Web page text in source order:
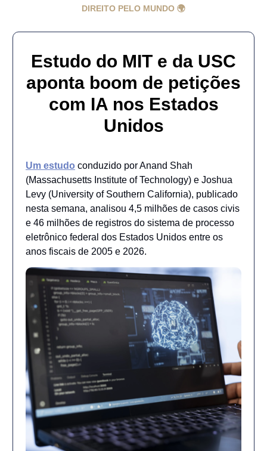
DIREITO PELO MUNDO 🌍
Estudo do MIT e da USC
aponta boom de petições
com IA nos Estados
Unidos
Um estudo conduzido por Anand Shah
(Massachusetts Institute of Technology) e Joshua
Levy (University of Southern California), publicado
nesta semana, analisou 4,5 milhões de casos civis
e 46 milhões de registros do sistema de processo
eletrônico federal dos Estados Unidos entre os
anos fiscais de 2005 e 2026.